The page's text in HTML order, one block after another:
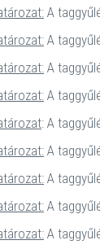
A
A
A
A
: A
A
A
A
A